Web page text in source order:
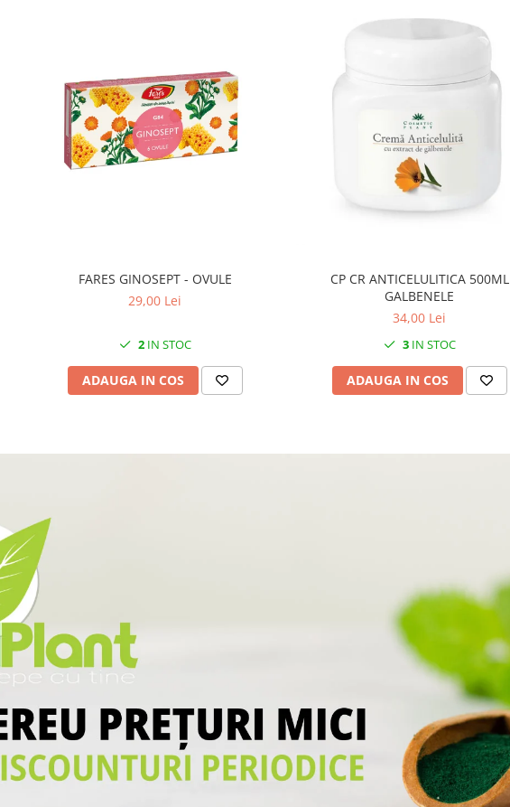
FARES GINOSEPT - OVULE
29,00 Lei
2IN STOC
ADAUGA IN COS
CP CR ANTICELULITICA 500ML
GALBENELE
34,00 Lei
3IN STOC
ADAUGA IN COS